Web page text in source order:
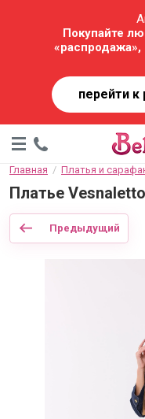
Покупайте
перейти
Главная
  /
Платья и
Платье
Предыдущий